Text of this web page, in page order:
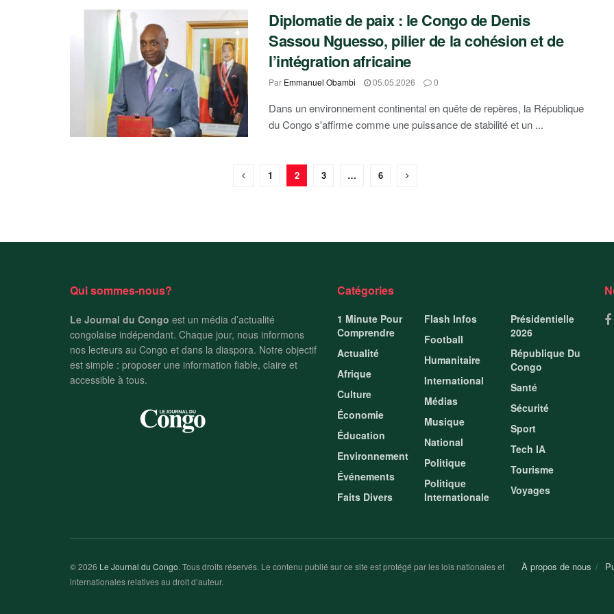
Diplomatie de paix : le Congo de Denis
Sassou Nguesso, pilier de la cohésion et de
l’intégration africaine
Par Emmanuel Obambi 05.05.2026 0
Dans un environnement continental en quête de repères, la République
du Congo s'affirme comme une puissance de stabilité et un ...
1 2 3 … 6
Qui sommes-nous?
Le Journal du Congo est un média d’actualité
congolaise indépendant. Chaque jour, nous informons
nos lecteurs au Congo et dans la diaspora. Notre objectif
est simple : proposer une information fiable, claire et
accessible à tous.
Catégories
1 Minute Pour
Comprendre
Actualité
Afrique
Culture
Économie
Éducation
Environnement
Événements
Faits Divers
Flash Infos
Football
Humanitaire
International
Médias
Musique
National
Politique
Politique
Internationale
Présidentielle
2026
République Du
Congo
Santé
Sécurité
Sport
Tech IA
Tourisme
Voyages
À propos de nous
© 2026 Le Journal du Congo. Tous droits réservés. Le contenu publié sur ce site est protégé par les lois nationales et
internationales relatives au droit d’auteur.